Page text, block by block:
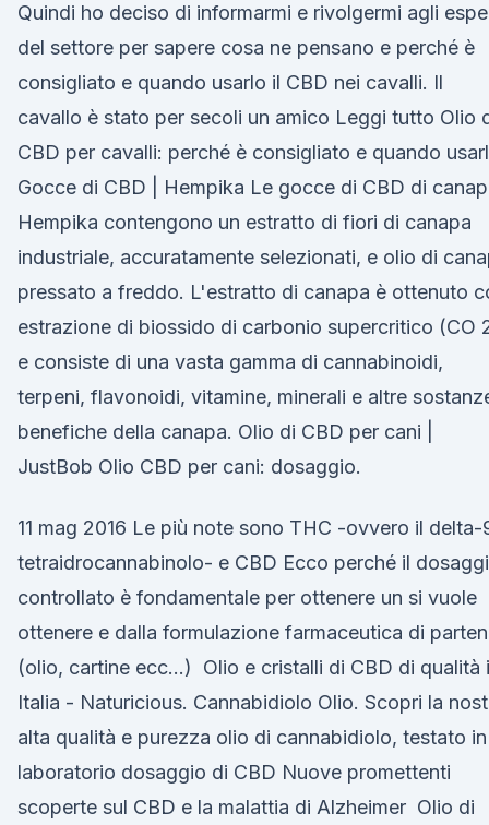
Quindi ho deciso di informarmi e rivolgermi agli
del settore per sapere cosa ne pensano e perché è
consigliato e quando usarlo il CBD nei cavalli. Il
cavallo è stato per secoli un amico Leggi tutto Olio
CBD per cavalli: perché è consigliato e quando
Gocce di CBD | Hempika Le gocce di CBD di
Hempika contengono un estratto di fiori di canapa
industriale, accuratamente selezionati, e olio di
pressato a freddo. L'estratto di canapa è ottenuto
estrazione di biossido di carbonio supercritico (CO
e consiste di una vasta gamma di cannabinoidi,
terpeni, flavonoidi, vitamine, minerali e altre
benefiche della canapa. Olio di CBD per cani |
JustBob Olio CBD per cani: dosaggio.
11 mag 2016 Le più note sono THC -ovvero il delta-
tetraidrocannabinolo- e CBD Ecco perché il
controllato è fondamentale per ottenere un si vuole
ottenere e dalla formulazione farmaceutica di
(olio, cartine ecc…) Olio e cristalli di CBD di qualità
Italia - Naturicious. Cannabidiolo Olio. Scopri la
alta qualità e purezza olio di cannabidiolo, testato in
laboratorio dosaggio di CBD Nuove promettenti
scoperte sul CBD e la malattia di Alzheimer Olio di